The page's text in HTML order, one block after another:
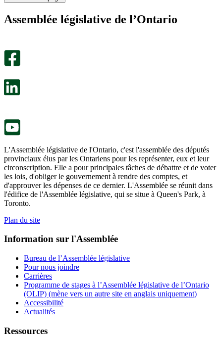
été
m’a
Assemblée législative de l’Ontario
L'Assemblée législative de l'Ontario, c'est l'assemblée des députés
provinciaux élus par les Ontariens pour les représenter, eux et leur
circonscription. Elle a pour principales tâches de débattre et de voter
les lois, d'obliger le gouvernement à rendre des comptes, et
d'approuver les dépenses de ce dernier. L'Assemblée se réunit dans
l'édifice de l'Assemblée législative, qui se situe à Queen's Park, à
Toronto.
Plan du site
Information sur l'Assemblée
Bureau de l’Assemblée législative
Pour nous joindre
Carrières
Programme de stages à l’Assemblée législative de l’Ontario
(OLIP) (mène vers un autre site en anglais uniquement)
Accessibilité
Actualités
Ressources